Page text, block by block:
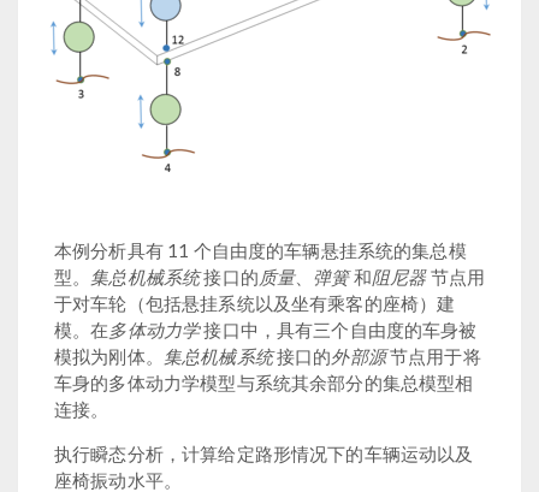
本例分析具有 11 个自由度的车辆悬挂系统的集总模
型。 集总机械系统接口的质量、 弹簧和阻尼器节点用
于对车轮（包括悬挂系统以及坐有乘客的座椅）建
模。在多体动力学接口中，具有三个自由度的车身被
模拟为刚体。 集总机械系统接口的外部源节点用于将
车身的多体动力学模型与系统其余部分的集总模型相
连接。
执行瞬态分析，计算给定路形情况下的车辆运动以及
座椅振动水平。